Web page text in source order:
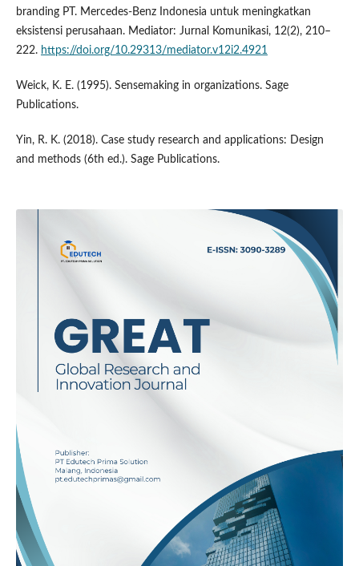
branding PT. Mercedes-Benz Indonesia untuk meningkatkan
eksistensi perusahaan. Mediator: Jurnal Komunikasi, 12(2), 210–
222. https://doi.org/10.29313/mediator.v12i2.4921
Weick, K. E. (1995). Sensemaking in organizations. Sage
Publications.
Yin, R. K. (2018). Case study research and applications: Design
and methods (6th ed.). Sage Publications.